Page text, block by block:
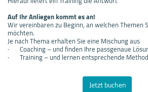
Auf Ihr Anliegen kommt es an!
Wir vereinbaren zu Beginn, an welchen Themen
möchten.
Je nach Thema erhalten Sie eine Mischung aus
· Coaching – und finden Ihre passgenaue
· Training – und lernen entsprechende
Jetzt buchen